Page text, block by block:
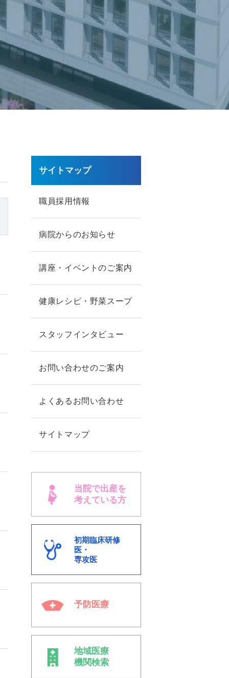
サイトマップ
職員採用情報
病院からのお知らせ
講座・イベントのご案内
健康レシピ・野菜スープ
スタッフインタビュー
お問い合わせのご案内
よくあるお問い合わせ
サイトマップ
当院で出産を
考えている方
初期臨床研修
医・
専攻医
予防医療
地域医療
機関検索